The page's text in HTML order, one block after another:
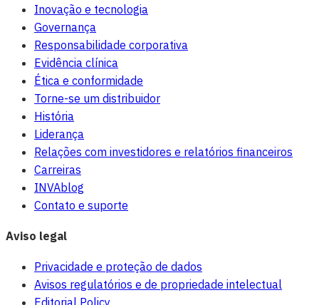
Inovação e tecnologia
Governança
Responsabilidade corporativa
Evidência clínica
Ética e conformidade
Torne-se um distribuidor
História
Liderança
Relações com investidores e relatórios financeiros
Carreiras
INVAblog
Contato e suporte
Aviso legal
Privacidade e proteção de dados
Avisos regulatórios e de propriedade intelectual
Editorial Policy